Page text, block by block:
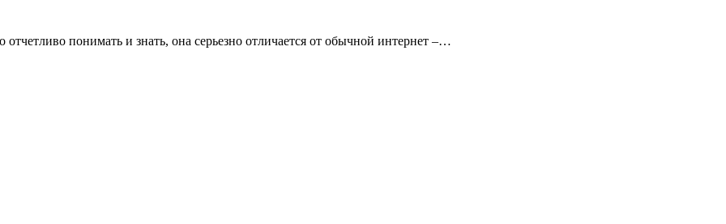
понимать и знать, она серьезно отличается от обычной интернет –…